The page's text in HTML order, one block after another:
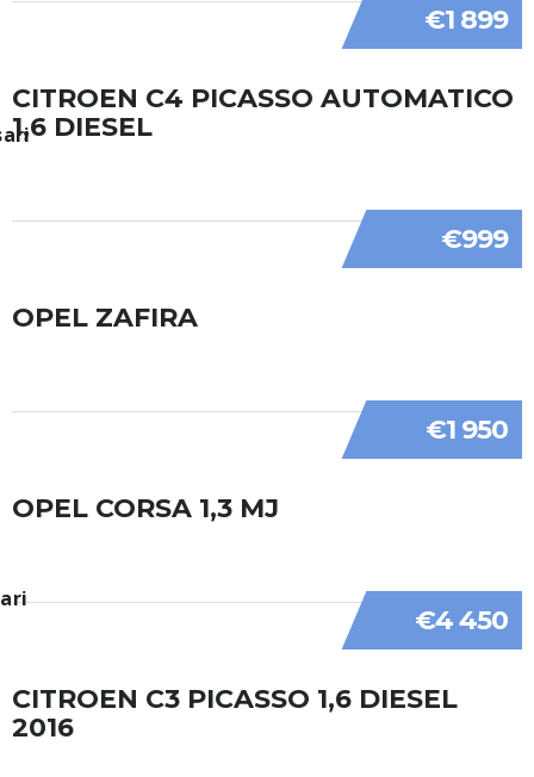
€1 899
CITROEN C4 PICASSO AUTOMATICO
1,6 DIESEL
€999
OPEL ZAFIRA
€1 950
OPEL CORSA 1,3 MJ
€4 450
CITROEN C3 PICASSO 1,6 DIESEL
2016